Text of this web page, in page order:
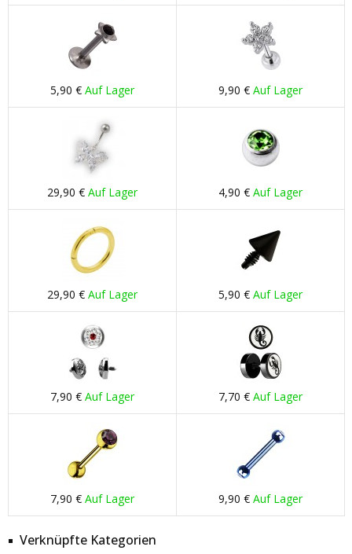
5,90 € Auf Lager 9,90 € Auf Lager
29,90 € Auf Lager 4,90 € Auf Lager
29,90 € Auf Lager 5,90 € Auf Lager
7,90 € Auf Lager 7,70 € Auf Lager
7,90 € Auf Lager 9,90 € Auf Lager
Verknüpfte Kategorien